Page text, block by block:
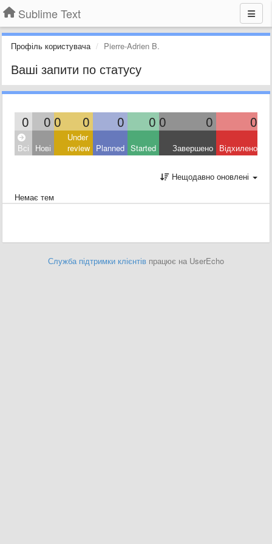
Sublime Text
Профіль користувача Pierre-Adrien B.
Ваші запити по статусу
0 0 0 0 0 0 0 0 0
Всі Нові
Under
review Planned Started Завершено Відхилено
Нещодавно оновлені
Немає тем
Служба підтримки клієнтів працює на UserEcho